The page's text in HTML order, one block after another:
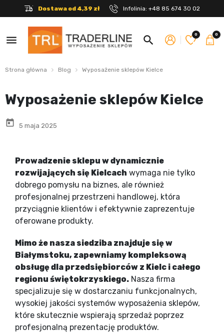
Dostawa od 4,39 zł Infolinia: +48 85 674 30 02
menu search 0 0
Strona główna Blog Wyposażenie sklepów Kielce
Wyposażenie sklepów Kielce
today 5 maja 2025
Prowadzenie sklepu w dynamicznie
rozwijających się Kielcach wymaga nie tylko
dobrego pomysłu na biznes, ale również
profesjonalnej przestrzeni handlowej, która
przyciągnie klientów i efektywnie zaprezentuje
oferowane produkty.
Mimo że nasza siedziba znajduje się w
Białymstoku, zapewniamy kompleksową
obsługę dla przedsiębiorców z Kielc i całego
regionu świętokrzyskiego. Nasza firma
specjalizuje się w dostarczaniu funkcjonalnych,
wysokiej jakości systemów wyposażenia sklepów,
które skutecznie wspierają sprzedaż poprzez
profesjonalną prezentację produktów.